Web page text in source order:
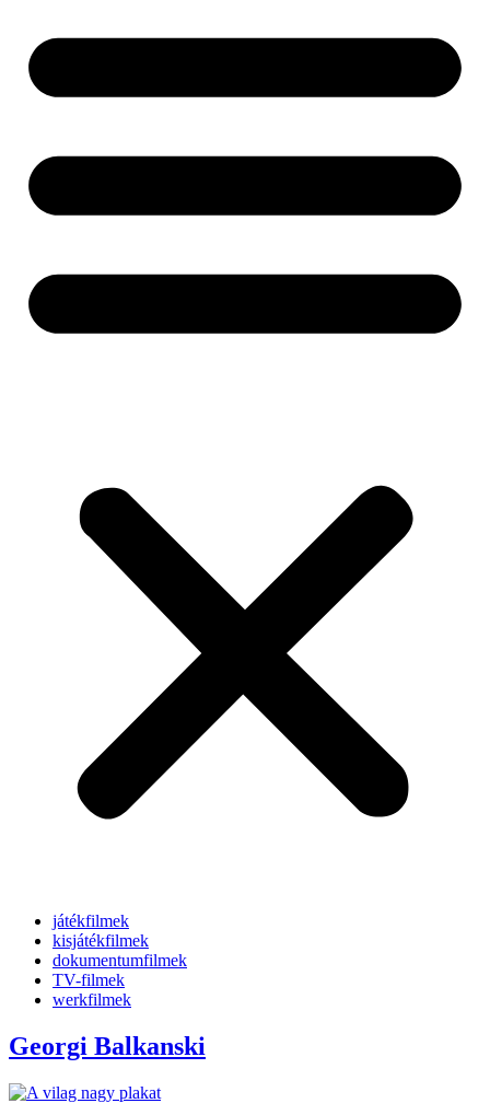
játékfilmek
kisjátékfilmek
dokumentumfilmek
TV-filmek
werkfilmek
Georgi Balkanski